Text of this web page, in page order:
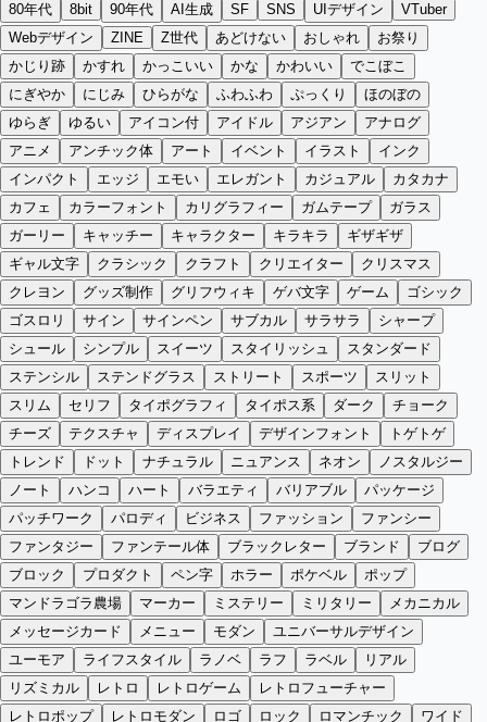
80年代 8bit 90年代 AI生成 SF SNS UIデザイン
VTuber
Webデザイン
ZINE Z世代 あどけない おしゃれ
お祭り
かじり跡
かすれ かっこいい かな かわいい
でこぼこ
にぎやか
にじみ ひらがな ふわふわ ぷっくり
ほのぼの
ゆらぎ
ゆるい アイコン付 アイドル アジアン
アナログ
アニメ
アンチック体 アート イベント イラスト
インク
インパクト
エッジ エモい エレガント カジュアル
カタカナ
カフェ
カラーフォント カリグラフィー ガムテープ
ガラス
ガーリー
キャッチー キャラクター キラキラ
ギザギザ
ギャル文字
クラシック クラフト クリエイター
クリスマス
クレヨン
グッズ制作 グリフウィキ ゲバ文字 ゲーム
ゴシック
ゴスロリ
サイン サインペン サブカル サラサラ
シャープ
シュール
シンプル スイーツ スタイリッシュ
スタンダード
ステンシル
ステンドグラス ストリート スポーツ
スリット
スリム
セリフ タイポグラフィ タイポス系 ダーク
チョーク
チーズ
テクスチャ ディスプレイ デザインフォント
トゲトゲ
トレンド
ドット ナチュラル ニュアンス ネオン
ノスタルジー
ノート
ハンコ ハート バラエティ バリアブル
パッケージ
パッチワーク
パロディ ビジネス ファッション
ファンシー
ファンタジー
ファンテール体 ブラックレター ブランド
ブログ
ブロック
プロダクト ペン字 ホラー ポケベル
ポップ
マンドラゴラ農場
マーカー ミステリー ミリタリー
メカニカル
メッセージカード
メニュー モダン
ユニバーサルデザイン
ユーモア
ライフスタイル ラノベ ラフ ラベル
リアル
リズミカル
レトロ レトロゲーム
レトロフューチャー
レトロポップ
レトロモダン ロゴ ロック ロマンチック
ワイド